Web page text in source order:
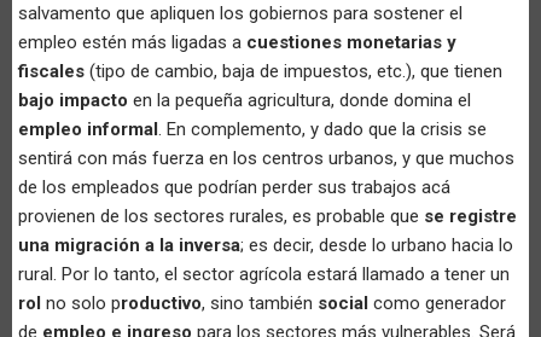
salvamento que apliquen los gobiernos para sostener el
empleo estén más ligadas a cuestiones monetarias y
fiscales (tipo de cambio, baja de impuestos, etc.), que tienen
bajo impacto en la pequeña agricultura, donde domina el
empleo informal. En complemento, y dado que la crisis se
sentirá con más fuerza en los centros urbanos, y que muchos
de los empleados que podrían perder sus trabajos acá
provienen de los sectores rurales, es probable que se registre
una migración a la inversa; es decir, desde lo urbano hacia lo
rural. Por lo tanto, el sector agrícola estará llamado a tener un
rol no solo productivo, sino también social como generador
de empleo e ingreso para los sectores más vulnerables. Será